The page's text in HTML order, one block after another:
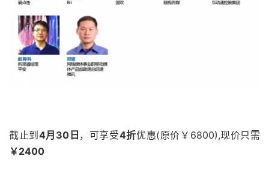
截止到 4月30日 ，可享受4折优惠(原价￥6800),现价只需
￥2400